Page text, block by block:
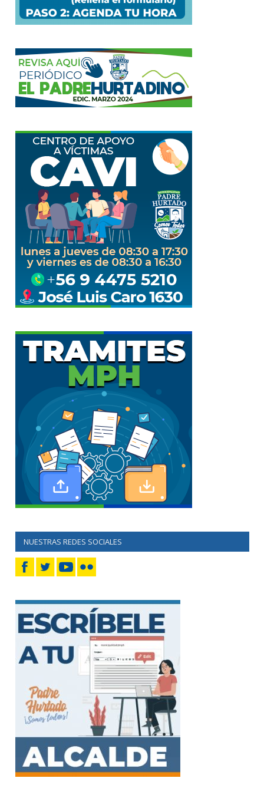
NUESTRAS REDES SOCIALES